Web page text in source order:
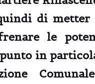
di
le
punto in
Comunale